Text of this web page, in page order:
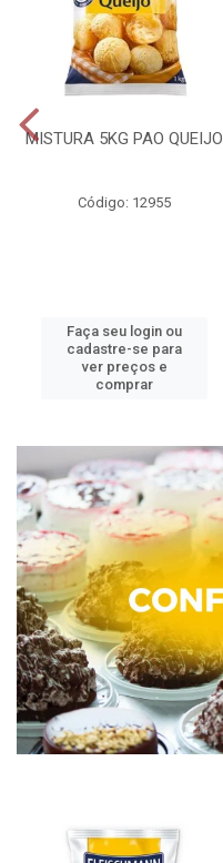
MISTURA 5KG PAO QUEIJO
Código: 12955
Faça seu login ou
cadastre-se para
ver preços e
comprar